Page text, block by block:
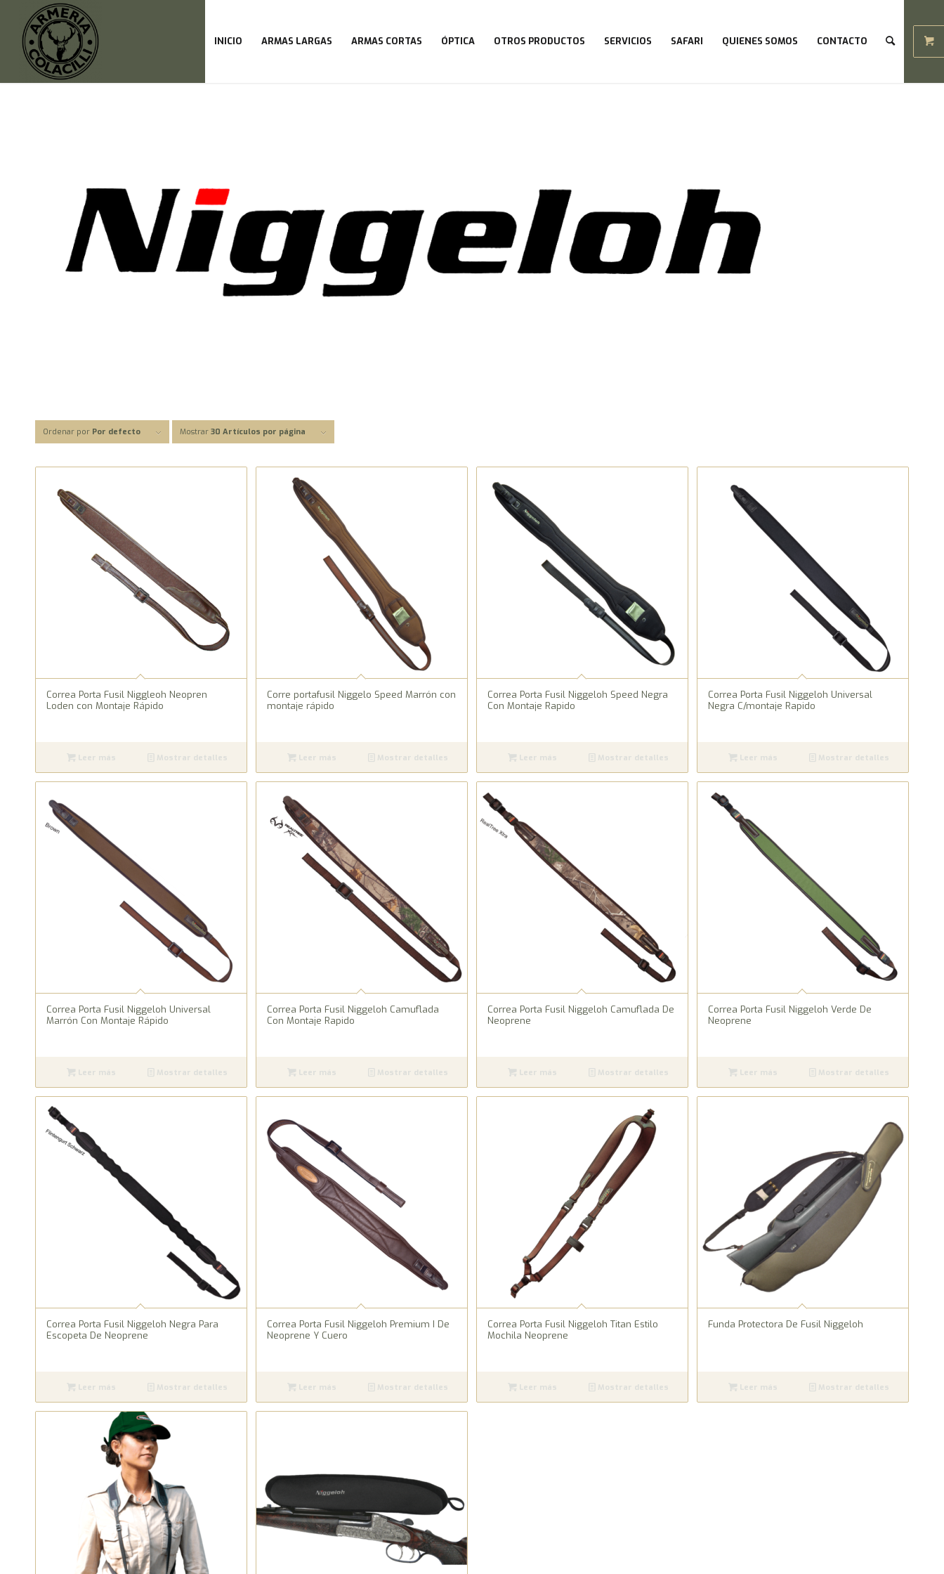
INICIO ARMAS LARGAS ARMAS CORTAS ÓPTICA OTROS PRODUCTOS SERVICIOS SAFARI QUIENES SOMOS CONTACTO
Ordenar por Por defecto Mostrar 30 Artículos por página
Correa Porta Fusil Niggleoh Neopren
Loden con Montaje Rápido
Leer más Mostrar detalles
Corre portafusil Niggelo Speed Marrón con
montaje rápido
Leer más Mostrar detalles
Correa Porta Fusil Niggeloh Speed Negra
Con Montaje Rapido
Leer más Mostrar detalles
Correa Porta Fusil Niggeloh Universal
Negra C/montaje Rapido
Leer más Mostrar detalles
Correa Porta Fusil Niggeloh Universal
Marrón Con Montaje Rápido
Leer más Mostrar detalles
Correa Porta Fusil Niggeloh Camuflada
Con Montaje Rapido
Leer más Mostrar detalles
Correa Porta Fusil Niggeloh Camuflada De
Neoprene
Leer más Mostrar detalles
Correa Porta Fusil Niggeloh Verde De
Neoprene
Leer más Mostrar detalles
Correa Porta Fusil Niggeloh Negra Para
Escopeta De Neoprene
Leer más Mostrar detalles
Correa Porta Fusil Niggeloh Premium I De
Neoprene Y Cuero
Leer más Mostrar detalles
Correa Porta Fusil Niggeloh Titan Estilo
Mochila Neoprene
Leer más Mostrar detalles
Funda Protectora De Fusil Niggeloh
Leer más Mostrar detalles